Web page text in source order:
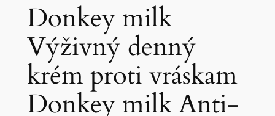
Donkey milk
Výživný denný
krém proti vráskam
Donkey milk Anti-